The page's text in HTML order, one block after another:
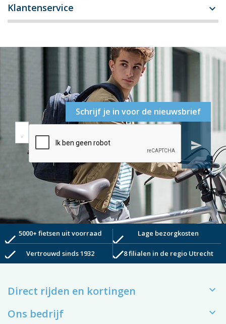
Klantenservice 
Schrijf je in voor de nieuwsbrief
send
check5000+ fietsen uit voorraad check Lage bezorgkosten
check Vertrouwd sinds 1932 check8 filialen in de regio Utrecht
Direct rijden en kortingen 
Ons bedrijf 